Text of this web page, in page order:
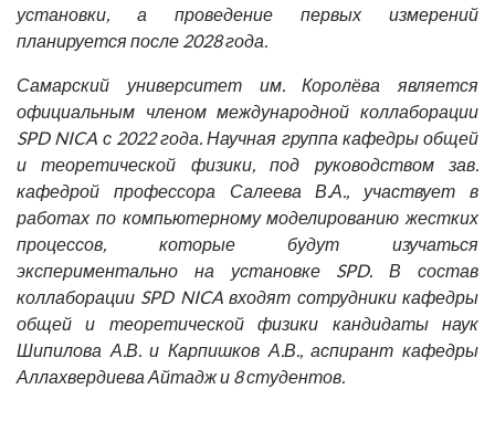
установки, а проведение первых измерений
планируется после 2028 года.
Самарский университет им. Королёва является
официальным членом международной коллаборации
SPD NICA с 2022 года. Научная группа кафедры общей
и теоретической физики, под руководством зав.
кафедрой профессора Салеева В.А., участвует в
работах по компьютерному моделированию жестких
процессов, которые будут изучаться
экспериментально на установке SPD. В состав
коллаборации SPD NICA входят сотрудники кафедры
общей и теоретической физики кандидаты наук
Шипилова А.В.и Карпишков А.В., аспирант кафедры
Аллахвердиева Айтаджи 8 студентов.